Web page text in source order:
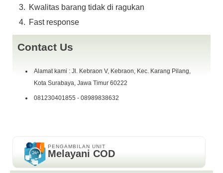
Kwalitas barang tidak di ragukan
Fast response
Contact Us
Alamat kami : Jl. Kebraon V, Kebraon, Kec. Karang Pilang,
Kota Surabaya, Jawa Timur 60222
081230401855 - 08989838632
PENGAMBILAN UNIT
Melayani COD